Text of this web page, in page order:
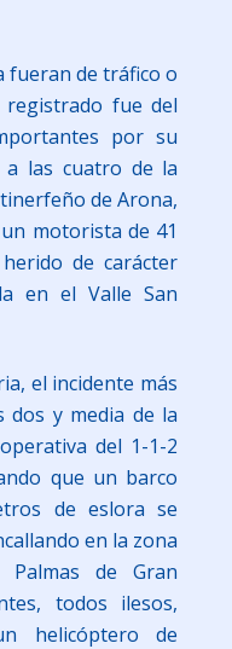
fueran de tráfico o
fue del
por su
las cuatro de la
de Arona,
motorista de 41
de carácter
en el Valle San
el incidente más
y media de la
del 1-1-2
que un barco
de eslora se
en la zona
de Gran
todos ilesos,
helicóptero de